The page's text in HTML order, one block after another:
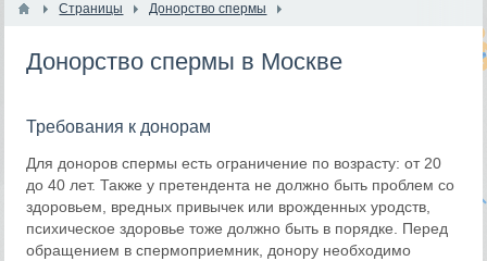
Страницы Донорство спермы
Донорство спермы в Москве
Требования к донорам
Для доноров спермы есть ограничение по возрасту: от 20
до 40 лет. Также у претендента не должно быть проблем со
здоровьем, вредных привычек или врожденных уродств,
психическое здоровье тоже должно быть в порядке. Перед
обращением в спермоприемник, донору необходимо